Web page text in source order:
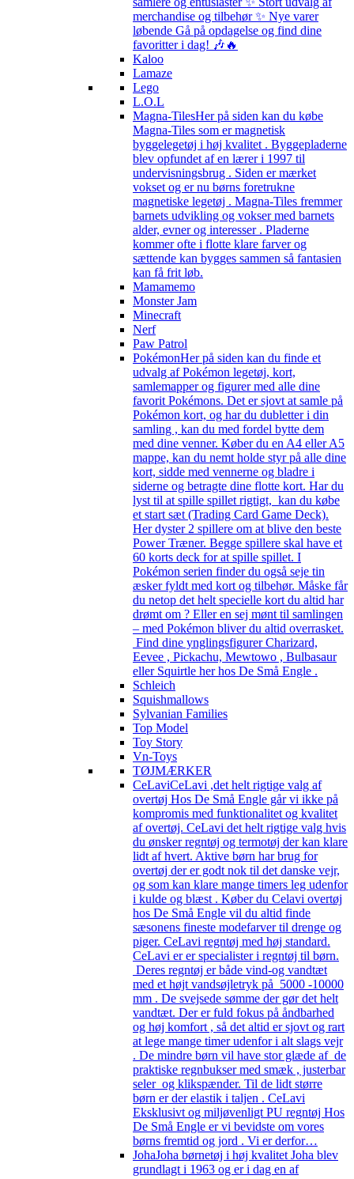
merchandise og tilbehør ✨ Nye varer
løbende Gå på opdagelse og find dine
favoritter i dag! 🎶🔥
Kaloo
Lamaze
Lego
L.O.L
Magna-TilesHer på siden kan du købe
Magna-Tiles som er magnetisk
byggelegetøj i høj kvalitet . Byggepladerne
blev opfundet af en lærer i 1997 til
undervisningsbrug . Siden er mærket
vokset og er nu børns foretrukne
magnetiske legetøj . Magna-Tiles fremmer
barnets udvikling og vokser med barnets
alder, evner og interesser . Pladerne
kommer ofte i flotte klare farver og
sættende kan bygges sammen så fantasien
kan få frit løb.
Mamamemo
Monster Jam
Minecraft
Nerf
Paw Patrol
PokémonHer på siden kan du finde et
udvalg af Pokémon legetøj, kort,
samlemapper og figurer med alle dine
favorit Pokémons. Det er sjovt at samle på
Pokémon kort, og har du dubletter i din
samling , kan du med fordel bytte dem
med dine venner. Køber du en A4 eller A5
mappe, kan du nemt holde styr på alle dine
kort, sidde med vennerne og bladre i
siderne og betragte dine flotte kort. Har du
lyst til at spille spillet rigtigt, kan du købe
et start sæt (Trading Card Game Deck).
Her dyster 2 spillere om at blive den beste
Power Træner. Begge spillere skal have et
60 korts deck for at spille spillet. I
Pokémon serien finder du også seje tin
æsker fyldt med kort og tilbehør. Måske får
du netop det helt specielle kort du altid har
drømt om ? Eller en sej mønt til samlingen
– med Pokémon bliver du altid overrasket.
Find dine ynglingsfigurer Charizard,
Eevee , Pickachu, Mewtowo , Bulbasaur
eller Squirtle her hos De Små Engle .
Schleich
Squishmallows
Sylvanian Families
Top Model
Toy Story
Vn-Toys
TØJMÆRKER
CeLaviCeLavi ,det helt rigtige valg af
overtøj Hos De Små Engle går vi ikke på
kompromis med funktionalitet og kvalitet
af overtøj. CeLavi det helt rigtige valg hvis
du ønsker regntøj og termotøj der kan klare
lidt af hvert. Aktive børn har brug for
overtøj der er godt nok til det danske vejr,
og som kan klare mange timers leg udenfor
i kulde og blæst . Køber du Celavi overtøj
hos De Små Engle vil du altid finde
sæsonens fineste modefarver til drenge og
piger. CeLavi regntøj med høj standard.
CeLavi er er specialister i regntøj til børn.
Deres regntøj er både vind-og vandtæt
med et højt vandsøjletryk på 5000 -10000
mm . De svejsede sømme der gør det helt
vandtæt. Der er fuld fokus på åndbarhed
og høj komfort , så det altid er sjovt og rart
at lege mange timer udenfor i alt slags vejr
. De mindre børn vil have stor glæde af de
praktiske regnbukser med smæk , justerbar
seler og klikspænder. Til de lidt større
børn er der elastik i taljen . CeLavi
Eksklusivt og miljøvenligt PU regntøj Hos
De Små Engle er vi bevidste om vores
børns fremtid og jord . Vi er derfor…
JohaJoha børnetøj i høj kvalitet Joha blev
grundlagt i 1963 og er i dag en af